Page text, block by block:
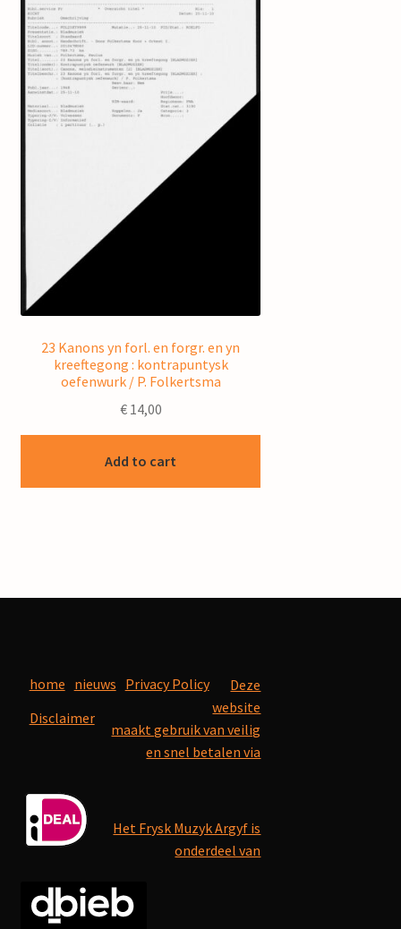
23 Kanons yn forl. en forgr. en yn
kreeftegong : kontrapuntysk
oefenwurk / P. Folkertsma
€14,00
Add to cart
home nieuws Privacy Policy
Disclaimer
Deze
website
maakt gebruik van veilig
en snel betalen via
Het Frysk Muzyk Argyf is
onderdeel van